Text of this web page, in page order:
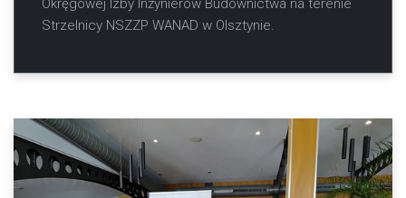
Okręgowej Izby Inżynierów Budownictwa na terenie
Strzelnicy NSZZP WANAD w Olsztynie.